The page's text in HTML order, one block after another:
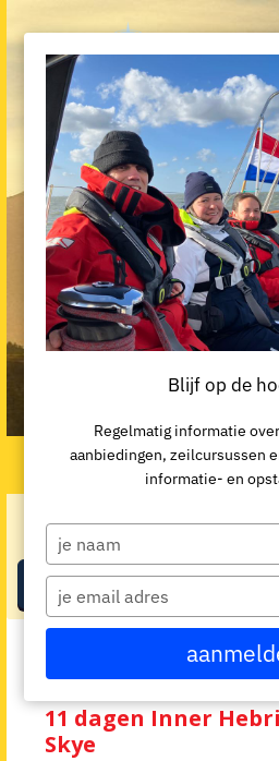
Ontdekkingstocht
Boeken
Alle vakanties en
Ontdekkingstocht Hebriden & Skye
11 dagen Inner
Skye
Blijf op de
Regelmatig informatie
aanbiedingen, zeilcursussen
informatie- en
Type
your
name
Type
your
email